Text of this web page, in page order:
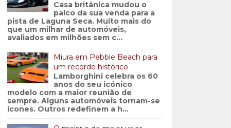
Casa britânica mudou o
palco da sua venda para a
pista de Laguna Seca. Muito mais do
que um milhar de automóveis,
avaliados em milhões sem c...
Miura em Pebble Beach para
um recorde histórico
Lamborghini celebra os 60
anos do seu icónico
modelo com a maior reunião de
sempre. Alguns automóveis tornam-se
ícones. Outros redefinem a h...